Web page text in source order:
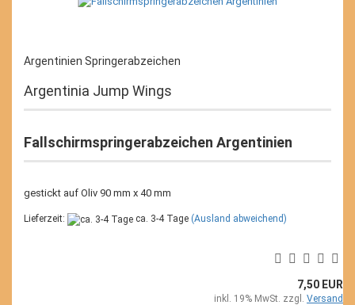
Argentinien Springerabzeichen
Argentinia Jump Wings
Fallschirmspringerabzeichen Argentinien
gestickt auf Oliv 90 mm x 40 mm
Lieferzeit: ca. 3-4 Tage (Ausland abweichend)
7,50 EUR
inkl. 19% MwSt. zzgl. Versand